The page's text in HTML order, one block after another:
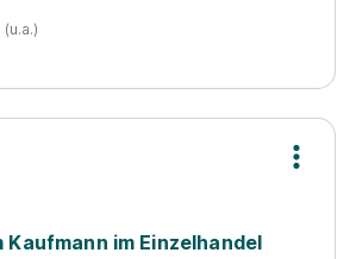
Kaufmann im Einzelhandel